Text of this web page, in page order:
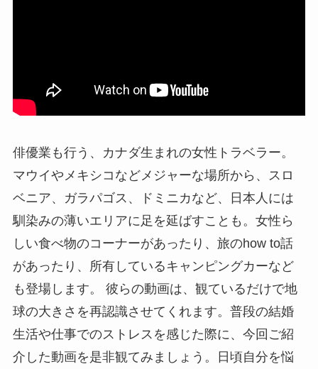
俳優業も行う、カナダ生まれの女性トラベラー。
マウイやメキシコなどメジャーな場所から、スロ
ベニア、ガラパゴス、ドミニカなど、日本人には
馴染みの薄いエリアに足を延ばすことも。女性ら
しい食べ物のコーナーがあったり、旅のhow to話
があったり、所有しているキャンピングカーなど
も登場します。 彼らの動画は、観ているだけで地
球の大きさを再認識させてくれます。普段の結婚
生活や仕事でのストレスを感じた際に、今回ご紹
介した動画を是非観てみましょう。日頃自分を悩